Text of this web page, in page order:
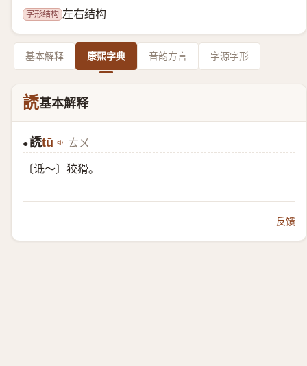
字形结构 左右结构
基本解释 康熙字典 音韵方言 字源字形
䛢基本解释
●䛢tū ㄊㄨ
〔诋～〕狡猾。
反馈